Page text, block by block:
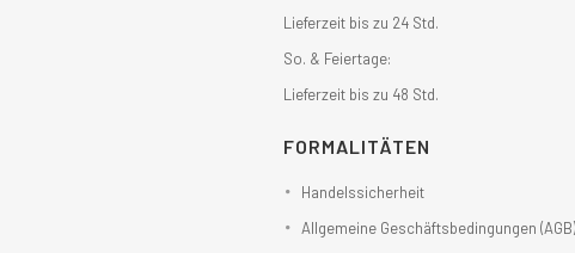
Lieferzeit bis zu 24 Std.
So. & Feiertage:
Lieferzeit bis zu 48 Std.
FORMALITÄTEN
Handelssicherheit
Allgemeine Geschäftsbedingungen (AGB)